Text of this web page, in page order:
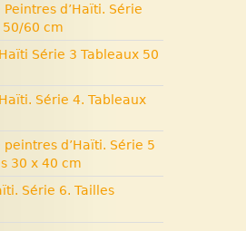
d’Haïti. Série
60 cm
Série 3 Tableaux 50
Série 4. Tableaux
peintres d’Haïti. Série 5
30 x 40 cm
Série 6. Tailles